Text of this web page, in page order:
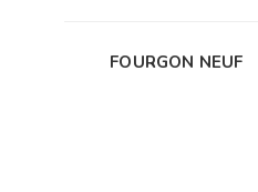
FOURGON NEUF